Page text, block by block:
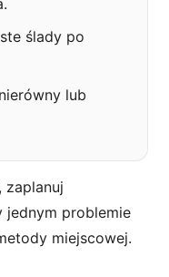
ślady po
lub
zaplanuj
jednym problemie
miejscowej.